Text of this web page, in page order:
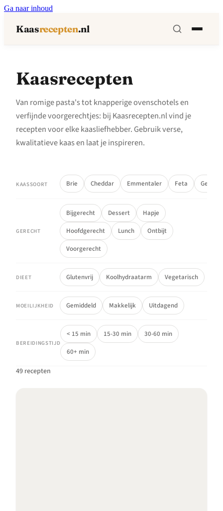
Ga naar inhoud
Kaasrecepten.nl
Kaasrecepten
Van romige pasta's tot knapperige ovenschotels en
verfijnde voorgerechtjes: bij Kaasrecepten.nl vind je
recepten voor elke kaasliefhebber. Gebruik verse,
kwalitatieve kaas en laat je inspireren.
KAASSOORT Brie Cheddar Emmentaler Feta
GERECHT
Bijgerecht Dessert
Hapje
Hoofdgerecht
Lunch
Ontbijt
Voorgerecht
DIEET Glutenvrij Koolhydraatarm Vegetarisch
MOEILIJKHEID Gemiddeld Makkelijk Uitdagend
BEREIDINGSTIJD
< 15 min 15-30 min
30-60 min
60+ min
49 recepten